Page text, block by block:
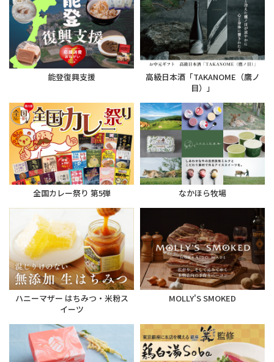
能登復興支援
高級日本酒「TAKANOME（鷹ノ
目）」
全国カレー祭り 第5弾 なかほら牧場
ハニーマザー はちみつ・米粉ス
イーツ
MOLLY'S SMOKED